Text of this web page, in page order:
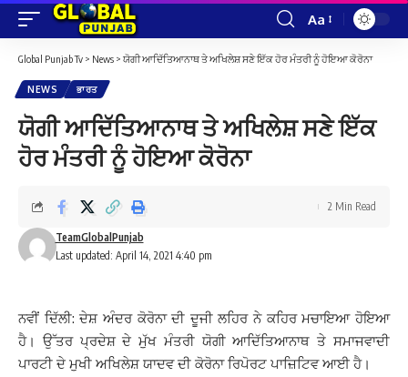
Font
Resizer
Aa
Global Punjab Tv > News > ਯੋਗੀ ਆਦਿੱਤਿਆਨਾਥ ਤੇ ਅਖਿਲੇਸ਼ ਸਣੇ ਇੱਕ ਹੋਰ ਮੰਤਰੀ ਨੂੰ ਹੋਇਆ ਕੋਰੋਨਾ
NEWS ਭਾਰਤ
ਯੋਗੀ ਆਦਿੱਤਿਆਨਾਥ ਤੇ ਅਖਿਲੇਸ਼ ਸਣੇ ਇੱਕ
ਹੋਰ ਮੰਤਰੀ ਨੂੰ ਹੋਇਆ ਕੋਰੋਨਾ
Last updated: April 14, 2021 4:40 pm
TeamGlobalPunjab
2 Min Read
ਨਵੀਂ ਦਿੱਲੀ: ਦੇਸ਼ ਅੰਦਰ ਕੋਰੋਨਾ ਦੀ ਦੂਜੀ ਲਹਿਰ ਨੇ ਕਹਿਰ ਮਚਾਇਆ ਹੋਇਆ
ਹੈ। ਉੱਤਰ ਪ੍ਰਦੇਸ਼ ਦੇ ਮੁੱਖ ਮੰਤਰੀ ਯੋਗੀ ਆਦਿੱਤਿਆਨਾਥ ਤੇ ਸਮਾਜਵਾਦੀ
ਪਾਰਟੀ ਦੇ ਮੁਖੀ ਅਖਿਲੇਸ਼ ਯਾਦਵ ਦੀ ਕੋਰੋਨਾ ਰਿਪੋਰਟ ਪਾਜ਼ਿਟਿਵ ਆਈ ਹੈ।